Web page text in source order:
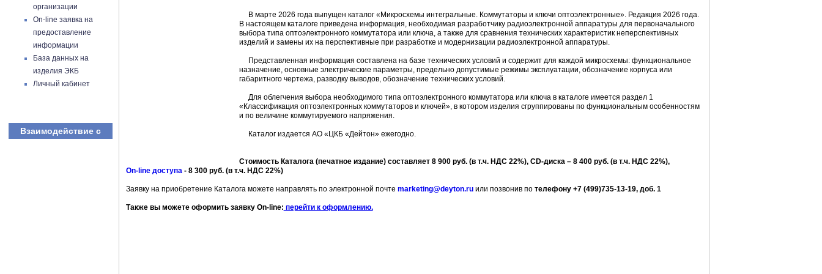
организации
On-line заявка на
предоставление
информации
База данных на
изделия ЭКБ
Личный кабинет
Взаимодействие с
В марте 2026 года выпущен каталог «Микросхемы интегральные. Коммутаторы и ключи оптоэлектронные». Редакция 2026 года.
В настоящем каталоге приведена информация, необходимая разработчику радиоэлектронной аппаратуры для первоначального
выбора типа оптоэлектронного коммутатора или ключа, а также для сравнения технических характеристик неперспективных
изделий и замены их на перспективные при разработке и модернизации радиоэлектронной аппаратуры.
Представленная информация составлена на базе технических условий и содержит для каждой микросхемы: функциональное
назначение, основные электрические параметры, предельно допустимые режимы эксплуатации, обозначение корпуса или
габаритного чертежа, разводку выводов, обозначение технических условий.
Для облегчения выбора необходимого типа оптоэлектронного коммутатора или ключа в каталоге имеется раздел 1
«Классификация оптоэлектронных коммутаторов и ключей», в котором изделия сгруппированы по функциональным особенностям
и по величине коммутируемого напряжения.
Каталог издается АО «ЦКБ «Дейтон» ежегодно.
Стоимость Каталога (печатное издание) составляет 8 900 руб. (в т.ч. НДС 22%), CD-диска – 8 400 руб. (в т.ч. НДС 22%),
On-line доступа- 8 300 руб. (в т.ч. НДС 22%)
Заявку на приобретение Каталога можете направлять по электронной почте marketing@deyton.ruили позвонив по телефону +7 (499)735-13-19, доб. 1
Также вы можете оформить заявку On-line: перейти к оформлению.